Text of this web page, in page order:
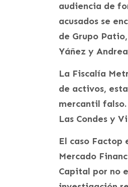
audiencia de
acusados se
de Grupo
Yáñez y
La Fiscalía
de activos,
mercantil falso.
Las Condes y
El caso Factop
Mercado
Capital por no